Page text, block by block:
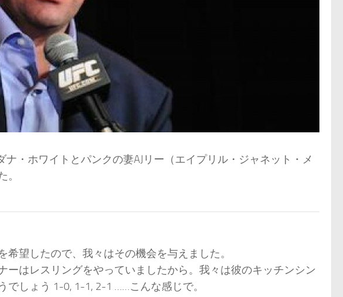
ナ・ホワイトとパンクの妻AJリー（エイプリル・ジャネット・メ
望したので、我々はその機会を与えました。
ーはレスリングをやっていましたから。我々は彼のキッチンシン
でしょう 1-0, 1-1, 2-1 ……こんな感じで。